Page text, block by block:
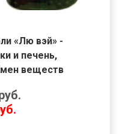
«Лю вэй» -
и печень,
веществ